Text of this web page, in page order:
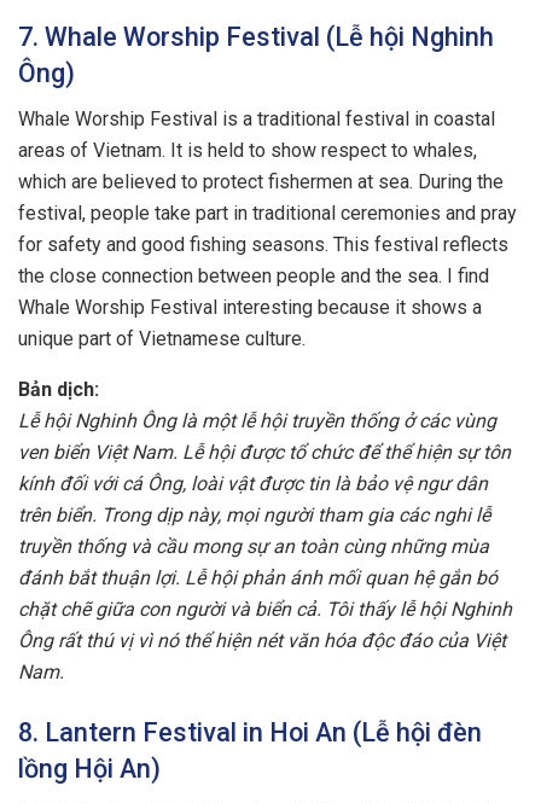
7. Whale Worship Festival (Lễ hội Nghinh
Ông)
Whale Worship Festival is a traditional festival in coastal
areas of Vietnam. It is held to show respect to whales,
which are believed to protect fishermen at sea. During the
festival, people take part in traditional ceremonies and pray
for safety and good fishing seasons. This festival reflects
the close connection between people and the sea. I find
Whale Worship Festival interesting because it shows a
unique part of Vietnamese culture.
Bản dịch:
Lễ hội Nghinh Ông là một lễ hội truyền thống ở các vùng
ven biển Việt Nam. Lễ hội được tổ chức để thể hiện sự tôn
kính đối với cá Ông, loài vật được tin là bảo vệ ngư dân
trên biển. Trong dịp này, mọi người tham gia các nghi lễ
truyền thống và cầu mong sự an toàn cùng những mùa
đánh bắt thuận lợi. Lễ hội phản ánh mối quan hệ gắn bó
chặt chẽ giữa con người và biển cả. Tôi thấy lễ hội Nghinh
Ông rất thú vị vì nó thể hiện nét văn hóa độc đáo của Việt
Nam.
8. Lantern Festival in Hoi An (Lễ hội đèn
lồng Hội An)